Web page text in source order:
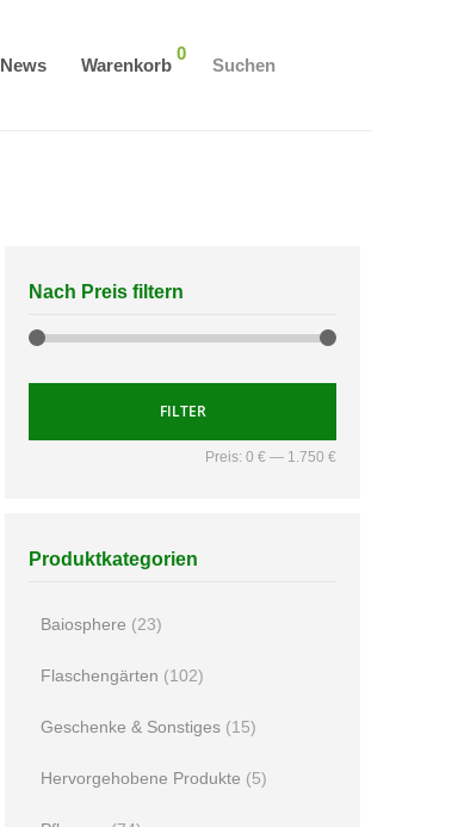
Suchen
Warenkorb
0
News
Nach Preis filtern
FILTER
Preis:0 € — 1.750 €
Produktkategorien
Baiosphere (23)
Flaschengärten (102)
Geschenke & Sonstiges (15)
Hervorgehobene Produkte (5)